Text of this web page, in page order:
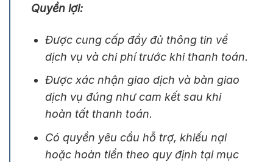
Quyền lợi:
Được cung cấp đầy đủ thông tin về
dịch vụ và chi phí trước khi thanh toán.
Được xác nhận giao dịch và bàn giao
dịch vụ đúng như cam kết sau khi
hoàn tất thanh toán.
Có quyền yêu cầu hỗ trợ, khiếu nại
hoặc hoàn tiền theo quy định tại mục